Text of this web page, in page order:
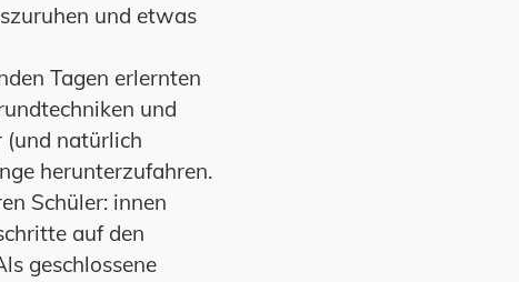
und etwas
Tagen erlernten
und
(und natürlich
herunterzufahren.
Schüler: innen
auf den
geschlossene